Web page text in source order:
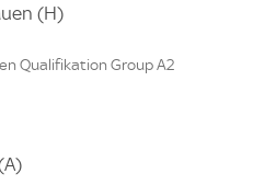
(H)
Qualifikation Group A2